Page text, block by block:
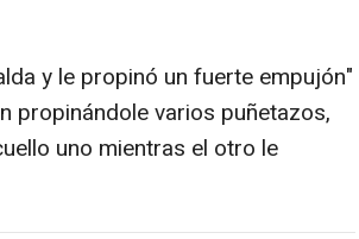
y le propinó un fuerte empujón"
propinándole varios puñetazos,
uno mientras el otro le